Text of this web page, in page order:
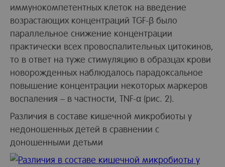
иммунокомпетентных клеток на введение
возрастающих концентраций TGF-β было
параллельное снижение концентрации
практически всех провоспалительных цитокинов,
то в ответ на туже стимуляцию в образцах крови
новорожденных наблюдалось парадоксальное
повышение концентрации некоторых маркеров
воспаления – в частности, TNF-α (рис. 2).
Различия в составе кишечной микробиоты у
недоношенных детей в сравнении с
доношенными детьми